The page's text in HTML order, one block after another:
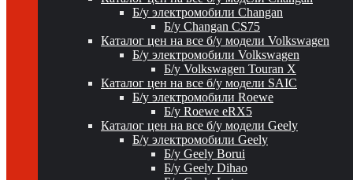
Б/у электромобили Changan
Б/у Changan CS75
Каталог цен на все б/у модели Volkswagen
Б/у электромобили Volkswagen
Б/у Volkswagen Touran X
Каталог цен на все б/у модели SAIC
Б/у электромобили Roewe
Б/у Roewe eRX5
Каталог цен на все б/у модели Geely
Б/у электромобили Geely
Б/у Geely Borui
Б/у Geely Dihao